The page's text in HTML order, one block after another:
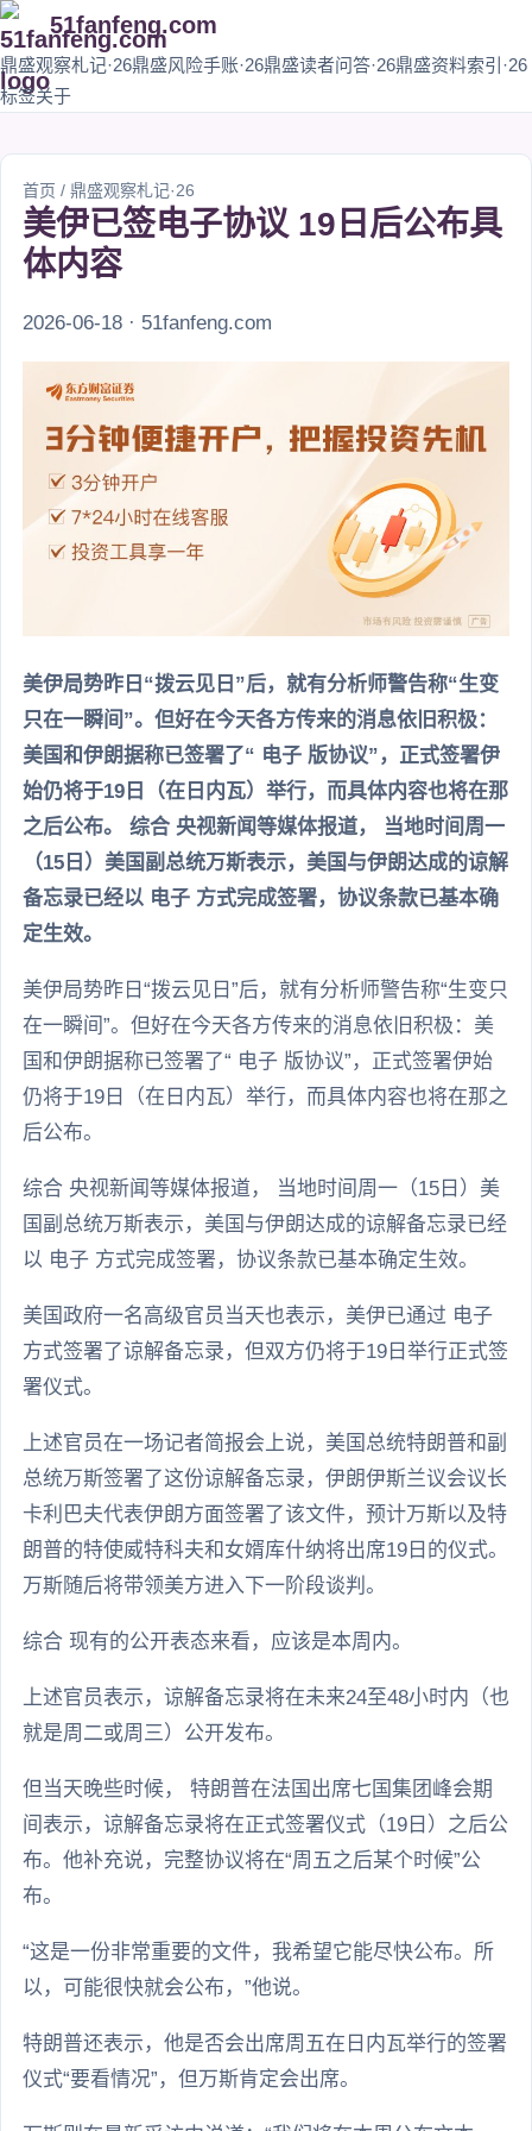
51fanfeng.com
鼎盛观察札记·26鼎盛风险手账·26鼎盛读者问答·26鼎盛资料索引·26
标签关于
首页 / 鼎盛观察札记·26
美伊已签电子协议 19日后公布具
体内容
2026-06-18 · 51fanfeng.com
美伊局势昨日“拨云见日”后，就有分析师警告称“生变
只在一瞬间”。但好在今天各方传来的消息依旧积极：
美国和伊朗据称已签署了“ 电子 版协议”，正式签署伊
始仍将于19日（在日内瓦）举行，而具体内容也将在那
之后公布。 综合 央视新闻等媒体报道， 当地时间周一
（15日）美国副总统万斯表示，美国与伊朗达成的谅解
备忘录已经以 电子 方式完成签署，协议条款已基本确
定生效。
美伊局势昨日“拨云见日”后，就有分析师警告称“生变只
在一瞬间”。但好在今天各方传来的消息依旧积极：美
国和伊朗据称已签署了“ 电子 版协议”，正式签署伊始
仍将于19日（在日内瓦）举行，而具体内容也将在那之
后公布。
综合 央视新闻等媒体报道， 当地时间周一（15日）美
国副总统万斯表示，美国与伊朗达成的谅解备忘录已经
以 电子 方式完成签署，协议条款已基本确定生效。
美国政府一名高级官员当天也表示，美伊已通过 电子
方式签署了谅解备忘录，但双方仍将于19日举行正式签
署仪式。
上述官员在一场记者简报会上说，美国总统特朗普和副
总统万斯签署了这份谅解备忘录，伊朗伊斯兰议会议长
卡利巴夫代表伊朗方面签署了该文件，预计万斯以及特
朗普的特使威特科夫和女婿库什纳将出席19日的仪式。
万斯随后将带领美方进入下一阶段谈判。
综合 现有的公开表态来看，应该是本周内。
上述官员表示，谅解备忘录将在未来24至48小时内（也
就是周二或周三）公开发布。
但当天晚些时候， 特朗普在法国出席七国集团峰会期
间表示，谅解备忘录将在正式签署仪式（19日）之后公
布。他补充说，完整协议将在“周五之后某个时候”公
布。
“这是一份非常重要的文件，我希望它能尽快公布。所
以，可能很快就会公布，”他说。
特朗普还表示，他是否会出席周五在日内瓦举行的签署
仪式“要看情况”，但万斯肯定会出席。